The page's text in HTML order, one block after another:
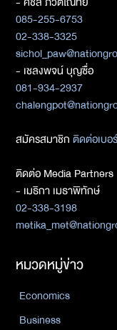
085-255-6753
02-338-3325
- เชลงพจน์ บุญซื่อ
081-934-2937
สมัครสมาชิกติดต่อเบ
ติดต่อ Media Partners
- เมธิกา เมธาพิทักษ์
02-338-3198
หมวดหมู่ข่าว
Economics
Business